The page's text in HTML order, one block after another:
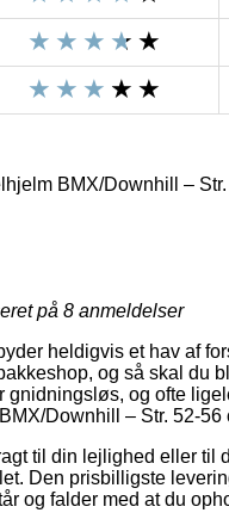
BMX/Downhill –
på 8 anmeldelser
heldigvis et hav af
og så skal du
gnidningsløs, og ofte
Downhill – Str. 52-56
til din lejlighed eller til
Den prisbilligste
og falder med at du